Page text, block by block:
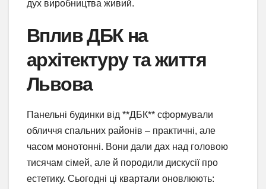
дух виробництва живий.
Вплив ДБК на
архітектуру та життя
Львова
Панельні будинки від **ДБК** сформували
обличчя спальних районів – практичні, але
часом монотонні. Вони дали дах над головою
тисячам сімей, але й породили дискусії про
естетику. Сьогодні ці квартали оновлюють: